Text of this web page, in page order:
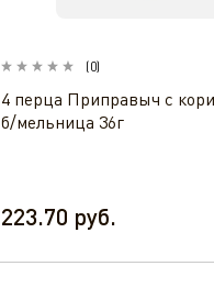
(0)
4 перца Приправыч с
б/мельница 36г
223.70 руб.